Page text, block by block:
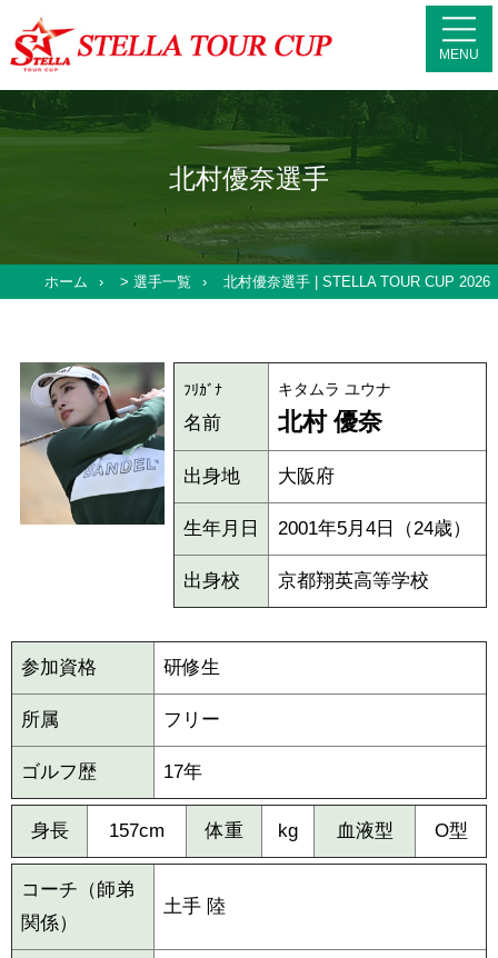
MENU
北村優奈選手
ホーム > 選手一覧 北村優奈選手 | STELLA TOUR CUP 2026
ﾌﾘｶﾞﾅ
名前
キタムラ ユウナ
北村 優奈
出身地 大阪府
生年月日 2001年5月4日（24歳）
出身校 京都翔英高等学校
参加資格 研修生
所属 フリー
ゴルフ歴 17年
身長 157cm 体重 kg 血液型 O型
コーチ（師弟
関係）
土手 陸